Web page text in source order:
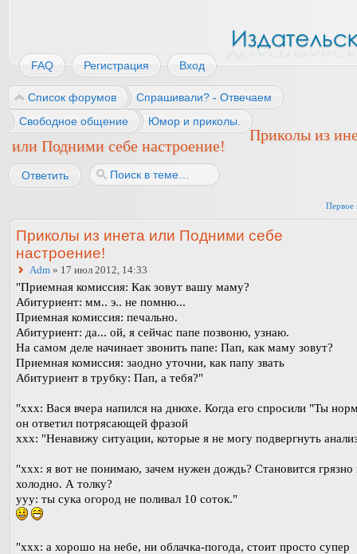
FAQ Регистрация Вход
Список форумов
Спрашивали? - Отвечаем
Свободное общение
Юмор и приколы.
Приколы из
или Подними себе настроение!
Ответить
Первое
Приколы из инета или Подними себе
настроение!
Adm » 17 июл 2012, 14:33
"Приемная комиссия: Как зовут вашу маму?
Абитуриент: мм.. э.. не помню...
Приемная комиссия: печально.
Абитуриент: да... ой, я сейчас папе позвоню, узнаю.
На самом деле начинает звонить папе: Пап, как маму зовут?
Приемная комиссия: заодно уточни, как папу звать
Абитуриент в трубку: Пап, а тебя?"
"xxx: Вася вчера напился на днюхе. Когда его спросили "Ты
он ответил потрясающей фразой
xxx: "Ненавижу ситуации, которые я не могу подвергнуть
"ххх: я вот не понимаю, зачем нужен дождь? Становится грязно
холодно. А толку?
ууу: ты сука огород не поливал 10 соток."
"ххх: а хорошо на небе, ни облачка-погода, стоит просто супер